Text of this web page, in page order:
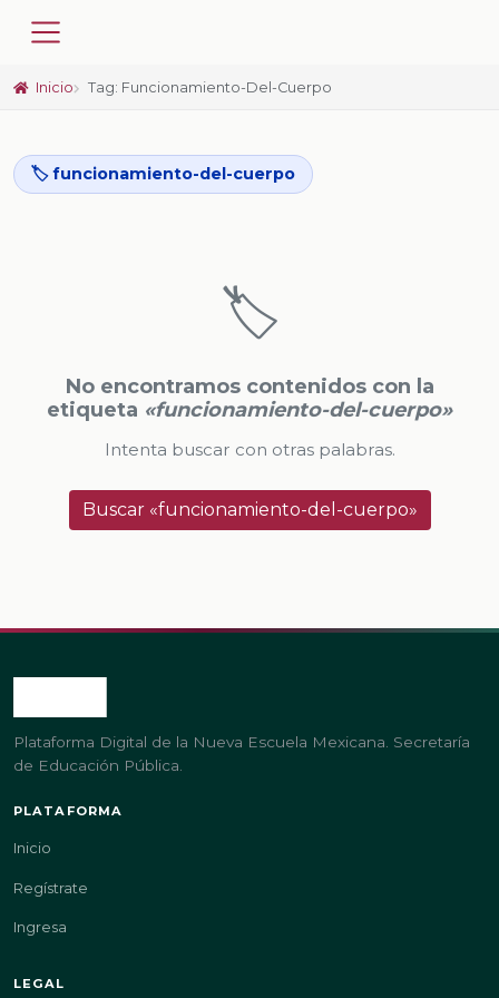
Inicio Tag: Funcionamiento-Del-Cuerpo
🏷️ funcionamiento-del-cuerpo
🏷️
No encontramos contenidos con la
etiqueta «funcionamiento-del-cuerpo»
Intenta buscar con otras palabras.
Buscar «funcionamiento-del-cuerpo»
Plataforma Digital de la Nueva Escuela Mexicana. Secretaría
de Educación Pública.
PLATAFORMA
Inicio
Regístrate
Ingresa
LEGAL